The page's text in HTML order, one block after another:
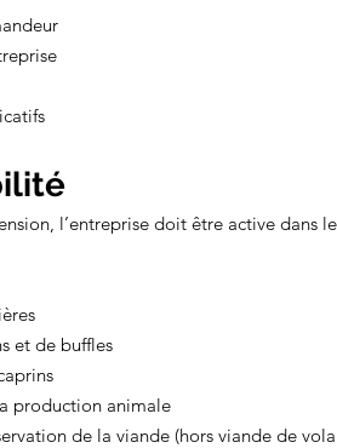
l’entreprise doit être active dans
et de buffles
production animale
de la viande (hors viande de